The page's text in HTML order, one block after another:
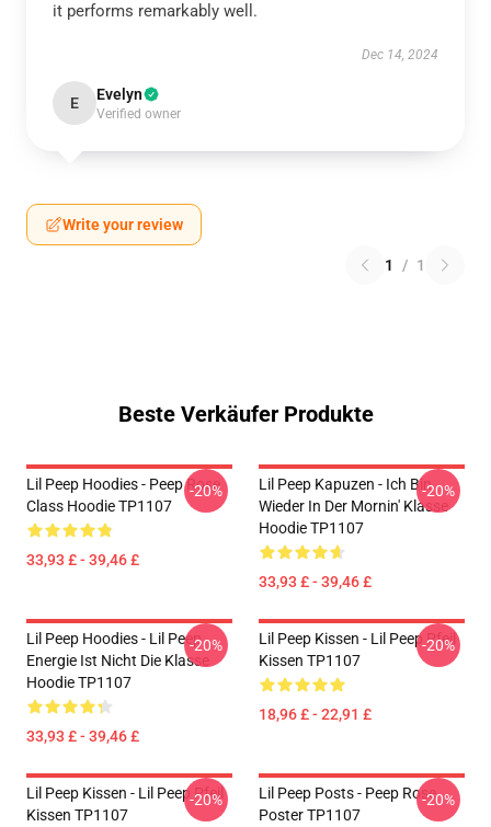
it performs remarkably well.
Dec 14, 2024
E Evelyn
Verified owner
Write your review
1 / 1
Beste Verkäufer Produkte
Lil Peep Hoodies - Peep Rose
Class Hoodie TP1107
33,93 £ - 39,46 £
-20%
Lil Peep Kapuzen - Ich Bin
Wieder In Der Mornin' Klasse
Hoodie TP1107
33,93 £ - 39,46 £
-20%
Lil Peep Hoodies - Lil Peep
Energie Ist Nicht Die Klasse
Hoodie TP1107
33,93 £ - 39,46 £
-20%
Lil Peep Kissen - Lil Peep Pfeil
Kissen TP1107
18,96 £ - 22,91 £
-20%
Lil Peep Kissen - Lil Peep Pfeil
Kissen TP1107
-20%
Lil Peep Posts - Peep Rose
Poster TP1107
-20%